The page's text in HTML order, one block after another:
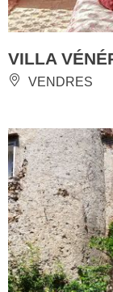
VILLA
VENDRES